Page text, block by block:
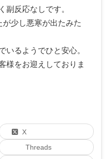
副反応なしです。
少し悪寒が出たみた
いるようでひと安心。
様をお迎えしておりま
X
Threads